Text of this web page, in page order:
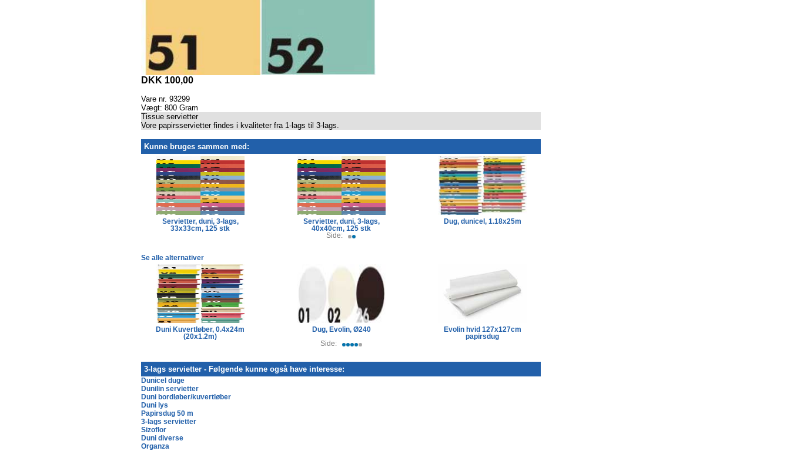
DKK 100,00
Vare nr. 93299
Vægt: 800 Gram
Tissue servietter
Vore papirsservietter findes i kvaliteter fra 1-lags til 3-lags.
Kunne bruges sammen med:
Se alle alternativer
3-lags servietter - Følgende kunne også have interesse:
Dunicel duge
Dunilin servietter
Duni bordløber/kuvertløber
Duni lys
Papirsdug 50 m
3-lags servietter
Sizoflor
Duni diverse
Organza
Duni Kuvertløber, 0.4x24m
(20x1.2m)
Dug, Evolin, Ø240
Evolin hvid 127x127cm
papirsdug
Side:
Servietter, duni, 3-lags,
33x33cm, 125 stk
Servietter, duni, 3-lags,
40x40cm, 125 stk
Dug, dunicel, 1.18x25m
Side: